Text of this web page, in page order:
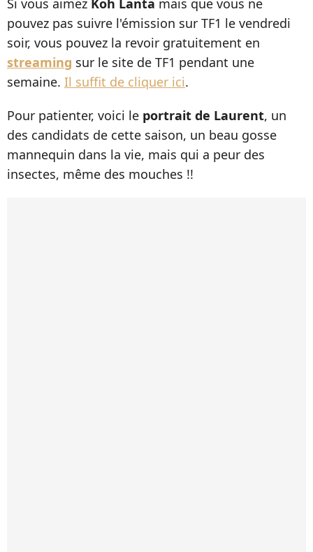
Si vous aimez Koh Lanta mais que vous ne
pouvez pas suivre l'émission sur TF1 le vendredi
soir, vous pouvez la revoir gratuitement en
streaming sur le site de TF1 pendant une
semaine. Il suffit de cliquer ici.
Pour patienter, voici le portrait de Laurent, un
des candidats de cette saison, un beau gosse
mannequin dans la vie, mais qui a peur des
insectes, même des mouches !!